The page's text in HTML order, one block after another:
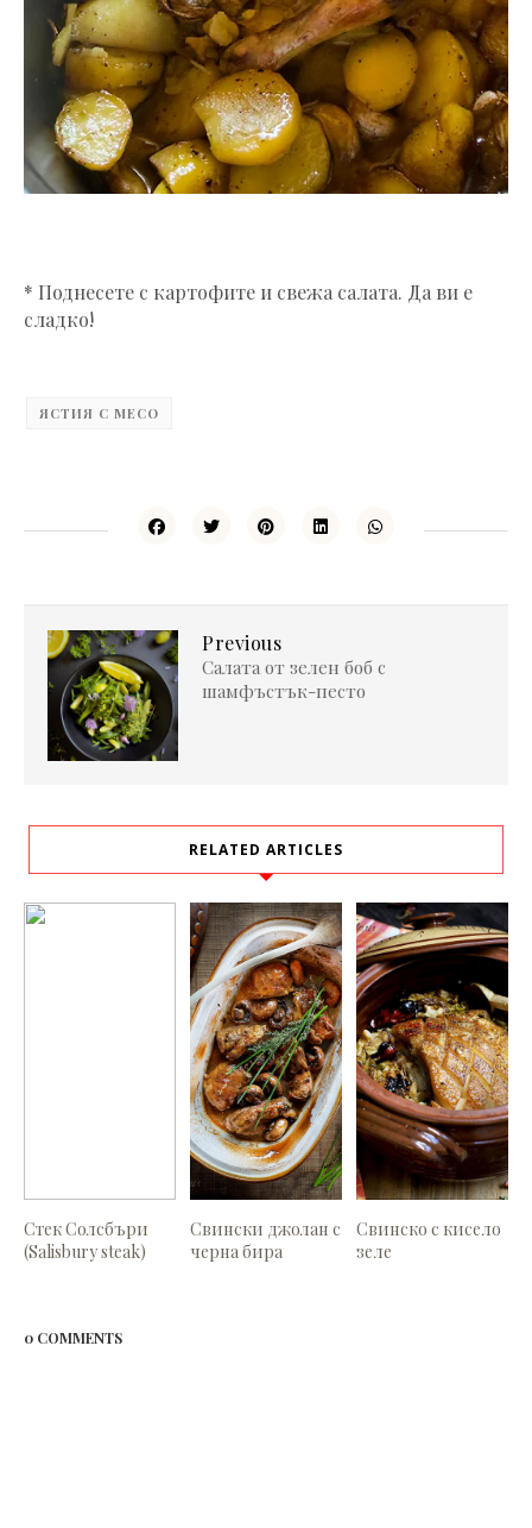
* Поднесете с картофите и свежа салата. Да ви е
сладко!
ЯСТИЯ С МЕСО
Previous
Салата от зелен боб с
шамфъстък-песто
RELATED ARTICLES
Стек Солсбъри
(Salisbury steak)
Свински джолан с
черна бира
Свинско с кисело
зеле
0 COMMENTS